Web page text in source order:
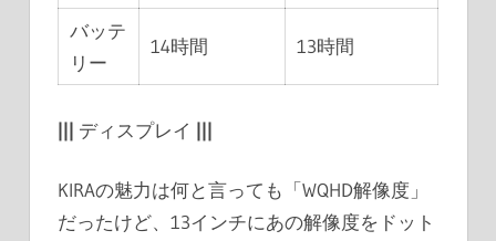
バッテ
リー
14時間 13時間
||| ディスプレイ |||
KIRAの魅力は何と言っても「WQHD解像度」
だったけど、13インチにあの解像度をドット